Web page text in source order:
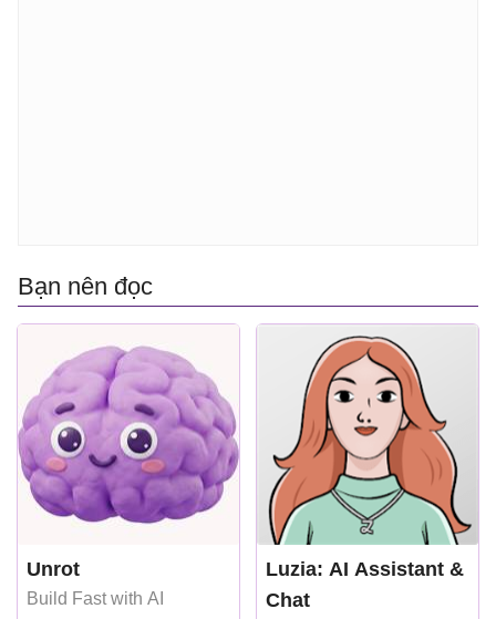
Bạn nên đọc
Unrot
Build Fast with AI
Luzia: AI Assistant &
Chat